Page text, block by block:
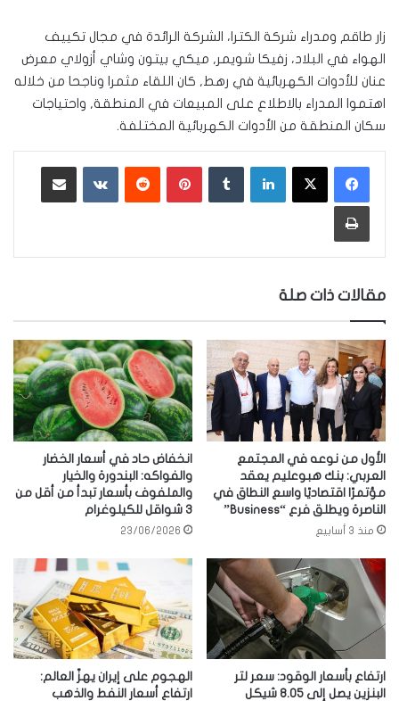
زار طاقم ومدراء شركة الكترا، الشركة الرائدة في مجال تكييف
الهواء في البلاد، زفيكا شويمر, ميكي بيتون وشاي أزولاي معرض
عنان للأدوات الكهربائية في رهط, كان اللقاء مثمرا وناجحا من خلاله
اهتموا المدراء بالاطلاع على المبيعات في المنطقة, واحتياجات
سكان المنطقة من الأدوات الكهربائية المختلفة.
لينكدإن بينتيريست ‏VKontakte
طباعة
مقالات ذات صلة
الأول من نوعه في المجتمع
العربي: بنك هبوعليم يعقد
مؤتمرًا اقتصاديًا واسع النطاق في
الناصرة ويطلق فرع “Business”
منذ 3 أسابيع
انخفاض حاد في أسعار الخضار
والفواكه: البندورة والخيار
والملفوف بأسعار تبدأ من أقل من
3 شواقل للكيلوغرام
23/06/2026
ارتفاع بأسعار الوقود: سعر لتر
البنزين يصل إلى 8.05 شيكل
الهجوم على إيران يهزّ العالم:
ارتفاع أسعار النفط والذهب